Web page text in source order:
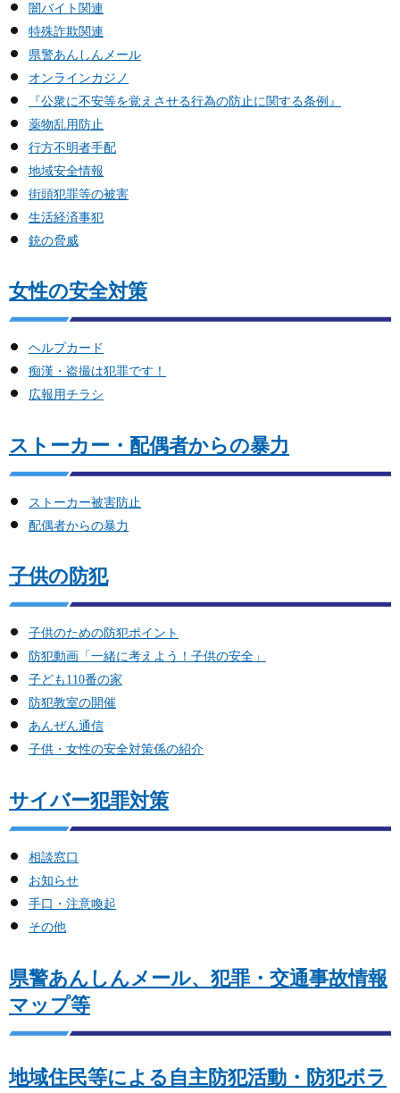
闇バイト関連
特殊詐欺関連
県警あんしんメール
オンラインカジノ
『公衆に不安等を覚えさせる行為の防止に関する条例』
薬物乱用防止
行方不明者手配
地域安全情報
街頭犯罪等の被害
生活経済事犯
銃の脅威
女性の安全対策
ヘルプカード
痴漢・盗撮は犯罪です！
広報用チラシ
ストーカー・配偶者からの暴力
ストーカー被害防止
配偶者からの暴力
子供の防犯
子供のための防犯ポイント
防犯動画「一緒に考えよう！子供の安全」
子ども110番の家
防犯教室の開催
あんぜん通信
子供・女性の安全対策係の紹介
サイバー犯罪対策
相談窓口
お知らせ
手口・注意喚起
その他
県警あんしんメール、犯罪・交通事故情報
マップ等
地域住民等による自主防犯活動・防犯ボラ